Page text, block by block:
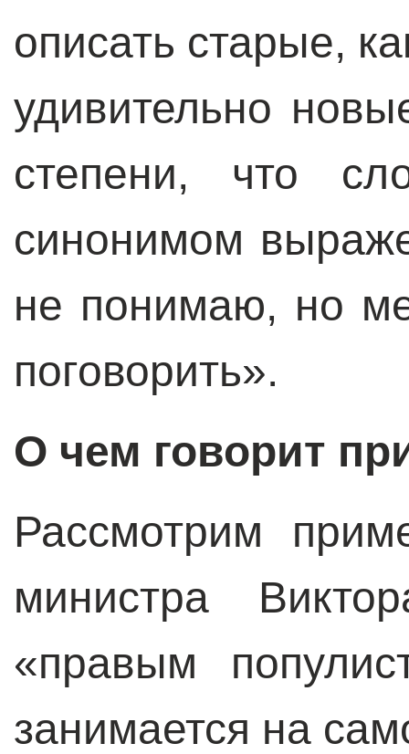
описать старые,
удивительно
степени, что
синонимом
не понимаю, но
поговорить».
О чем говорит
Рассмотрим
министра
«правым
занимается на